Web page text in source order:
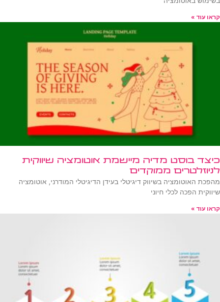
קראו עוד »
כיצד בוסט מדיה מיישמת אוטומציה שיווקית
לניוזלטרים ממוקדים
מהפכת האוטומציה בשיווק דיגיטלי בעידן הדיגיטלי המודרני, אוטומציה
שיווקית הפכה לכלי חיוני
קראו עוד »